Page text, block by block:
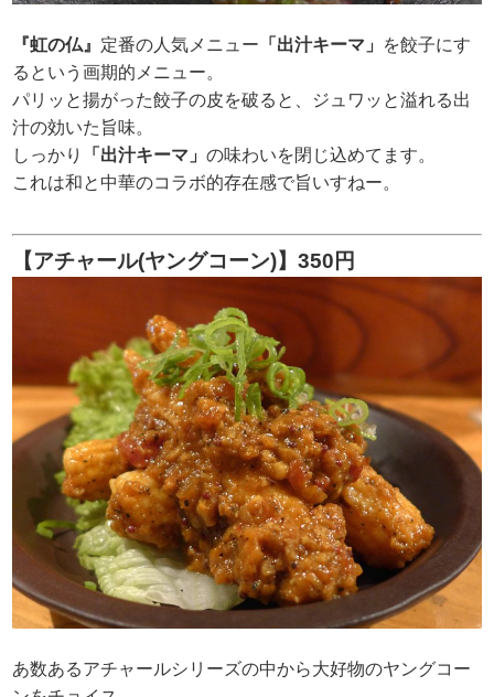
『虹の仏』 定番の人気メニュー 「出汁キーマ」
を餃子にす
るという画期的メニュー。
パリッと揚がった餃子の皮を破ると、ジュワッと溢れる出
汁の効いた旨味。
しっかり
「出汁キーマ」の味わいを閉じ込めてます。
これは和と中華のコラボ的存在感で旨いすねー。
【アチャール(ヤングコーン)】350円
あ数あるアチャールシリーズの中から大好物のヤングコー